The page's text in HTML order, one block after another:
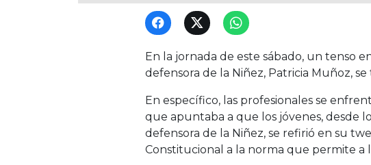
En la jornada de este sábado, un tenso
defensora de la Niñez, Patricia Muñoz,
En específico, las profesionales se
que apuntaba a que los jóvenes, desde
defensora de la Niñez, se refirió en su
Constitucional a la norma que permite a